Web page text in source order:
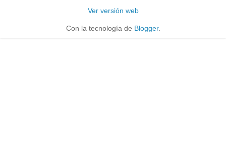
Ver versión web
Con la tecnología de Blogger.